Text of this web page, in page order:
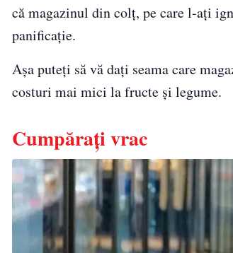
că magazinul din colț, pe care l-ați
panificație.
Așa puteți să vă dați seama care
costuri mai mici la fructe și legume.
Cumpărați vrac